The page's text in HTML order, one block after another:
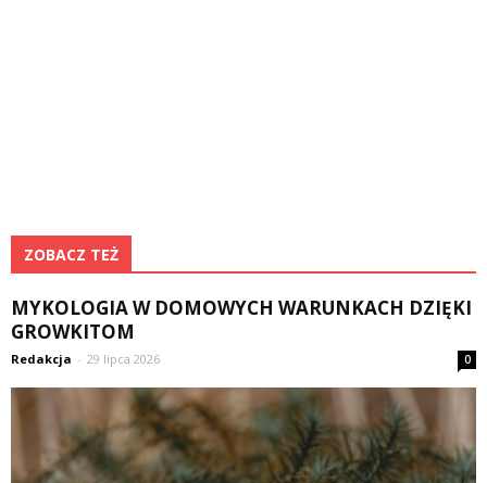
ZOBACZ TEŻ
MYKOLOGIA W DOMOWYCH WARUNKACH DZIĘKI
GROWKITOM
Redakcja - 29 lipca 2026 0